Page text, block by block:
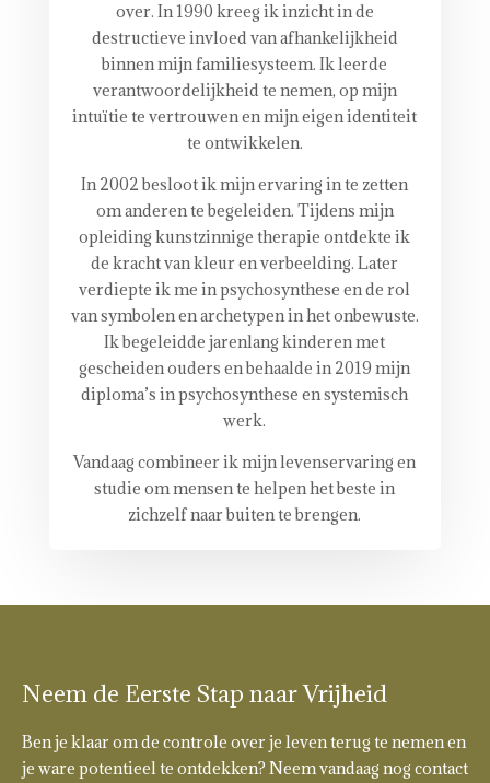
over. In 1990 kreeg ik inzicht in de
destructieve invloed van afhankelijkheid
binnen mijn familiesysteem. Ik leerde
verantwoordelijkheid te nemen, op mijn
intuïtie te vertrouwen en mijn eigen identiteit
te ontwikkelen.
In 2002 besloot ik mijn ervaring in te zetten
om anderen te begeleiden. Tijdens mijn
opleiding kunstzinnige therapie ontdekte ik
de kracht van kleur en verbeelding. Later
verdiepte ik me in psychosynthese en de rol
van symbolen en archetypen in het onbewuste.
Ik begeleidde jarenlang kinderen met
gescheiden ouders en behaalde in 2019 mijn
diploma’s in psychosynthese en systemisch
werk.
Vandaag combineer ik mijn levenservaring en
studie om mensen te helpen het beste in
zichzelf naar buiten te brengen.
Neem de Eerste Stap naar Vrijheid
Ben je klaar om de controle over je leven terug te nemen en
je ware potentieel te ontdekken? Neem vandaag nog contact